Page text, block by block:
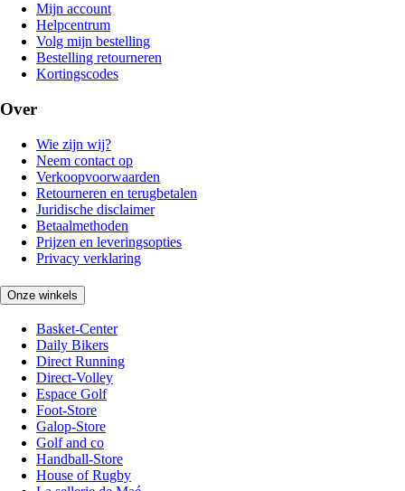
Mijn account
Helpcentrum
Volg mijn bestelling
Bestelling retourneren
Kortingscodes
Over
Wie zijn wij?
Neem contact op
Verkoopvoorwaarden
Retourneren en terugbetalen
Juridische disclaimer
Betaalmethoden
Prijzen en leveringsopties
Privacy verklaring
Onze winkels
Basket-Center
Daily Bikers
Direct Running
Direct-Volley
Espace Golf
Foot-Store
Galop-Store
Golf and co
Handball-Store
House of Rugby